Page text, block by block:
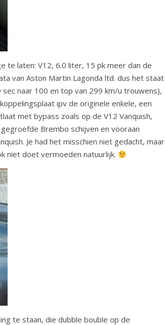
te laten: V12, 6.0 liter, 15 pk meer dan de
van Aston Martin Lagonda ltd. dus het staat
naar 100 en top van 299 km/u trouwens),
ipv de originele enkele, een
met bypass zoals op de V12 Vanquish,
Brembo schijven en vooraan
Je had het misschien niet gedacht, maar
niet doet vermoeden natuurlijk.
te staan, die dubble bouble op de